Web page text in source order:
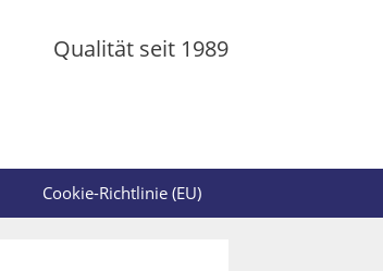
Qualität seit 1989
Cookie-Richtlinie (EU)